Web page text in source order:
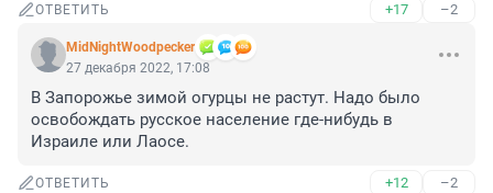
ОТВЕТИТЬ +17 –2
MidNightWoodpecker
27 декабря 2022, 17:08
В Запорожье зимой огурцы не растут. Надо было
освобождать русское население где-нибудь в
Израиле или Лаосе.
ОТВЕТИТЬ +12 –2